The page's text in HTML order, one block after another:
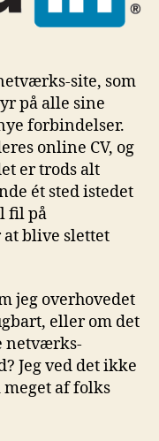
site, som
på alle sine
forbindelser.
online CV, og
er trods alt
ét sted istedet
fil på
blive slettet
jeg overhovedet
eller om det
netværks-
Jeg ved det ikke
af folks